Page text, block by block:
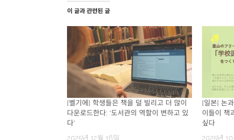
이 글과 관련된 글
[벨기에] 학생들은 책을 덜 빌리고 더 많이
다운로드한다: ‘도서관의 역할이 변하고 있
다’
2025년 12월 16일
[일본] 논
이들이 책
싶다
2025년 10